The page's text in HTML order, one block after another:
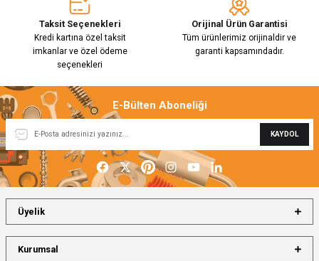
Taksit Seçenekleri
Kredi kartına özel taksit
imkanlar ve özel ödeme
seçenekleri
Orijinal Ürün Garantisi
Tüm ürünlerimiz orijinaldir ve
garanti kapsamındadır.
E-Bülten Aboneliği
KAYDOL
Üyelik
Kurumsal